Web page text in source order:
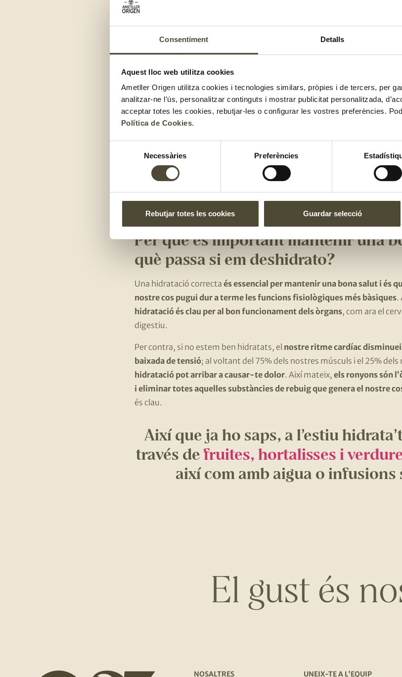
Consentiment Detalls
Aquest lloc web utilitza cookies
Ametller Origen utilitza cookies i tecnologies similars, pròpies i de tercers, per
analitzar-ne l’ús, personalitzar continguts i mostrar publicitat personalitzada,
acceptar totes les cookies, rebutjar-les o configurar les vostres preferències.
Política de Cookies.
consentiment
Necessàries Preferències
Rebutjar totes les cookies Guardar selecció
Síndria:Conté un 92% d’aigua
Poma:Conté un 90% d’ aigua
Maduixes:Contenen un 89% d’aigua
Com consumir aquests aliments?
Aquests aliments són ideals per incloure a la dieta diària, especialment
verdures i hortalisses són perfectes per menjar dins una amanida,
gaspatxo, o també com a suc.En el cas de les fruites,podeu preparar
Per què és important mantenir una
què passa si em deshidrato?
Una hidratació correcta és essencial per mantenir una bona salut i és
nostre cos pugui dur a terme les funcions fisiològiques més bàsiques.
hidratació és clau per al bon funcionament dels òrgans, com ara el
digestiu.
Per contra, si no estem ben hidratats, el nostre ritme cardíac
baixada de tensió; al voltant del 75% dels nostres músculs i el 25%
hidratació pot arribar a causar-te dolor. Així mateix, els ronyons són
i eliminar totes aquelles substàncies de rebuig que genera el nostre
és clau.
Així que ja ho saps, a l’estiu
través defruites, hortalisses i
així com amb aigua o infusions
El gust és
NOSALTRES UNEIX-TE A L'EQUIP